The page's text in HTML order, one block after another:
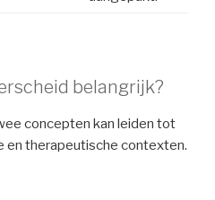
belangrijk?
concepten kan leiden tot
en therapeutische contexten.